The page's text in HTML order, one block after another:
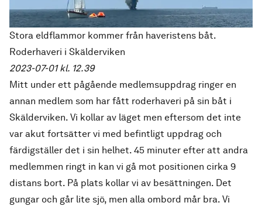
Stora eldflammor kommer från haveristens båt.
Roderhaveri i Skälderviken
2023-07-01 kl. 12.39
Mitt under ett pågående medlemsuppdrag ringer en
annan medlem som har fått roderhaveri på sin båt i
Skälderviken. Vi kollar av läget men eftersom det inte
var akut fortsätter vi med befintligt uppdrag och
färdigställer det i sin helhet. 45 minuter efter att andra
medlemmen ringt in kan vi gå mot positionen cirka 9
distans bort. På plats kollar vi av besättningen. Det
gungar och går lite sjö, men alla ombord mår bra. Vi